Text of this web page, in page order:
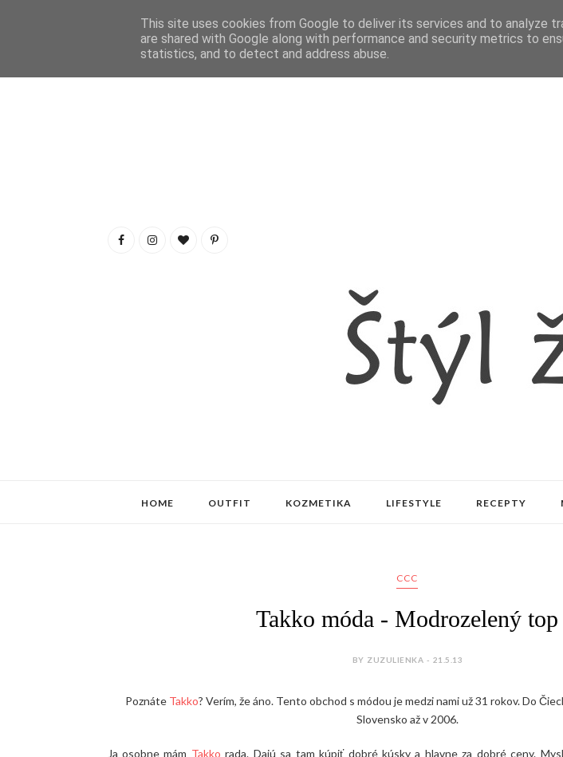
HOME OUTFIT KOZMETIKA LIFESTYLE RECEPTY
CCC
Takko móda - Modrozelený top
BY ZUZULIENKA - 21.5.13
Poznáte Takko? Verím, že áno. Tento obchod s módou je medzi nami už 31 rokov. Do
Slovensko až v 2006.
Ja osobne mám Takko rada. Dajú sa tam kúpiť dobré kúsky a hlavne za dobré ceny.
This site uses cookies from Google to deliver its services and to analyze
are shared with Google along with performance and security metrics to
statistics, and to detect and address abuse.